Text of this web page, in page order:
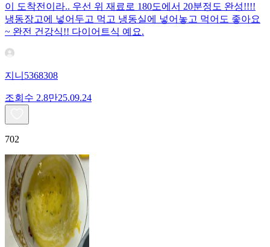
이 도착전이라.. 우선 위 재료로 180도에서 20분정도 완성!!!!
냉동장고에 넣어두고 먹고 냉동실에 넣어놓고 먹어도 좋아요
~ 완전 건강식!! 다이어트식 예요.
지니5368308
조회수 2.8만25.09.24
702